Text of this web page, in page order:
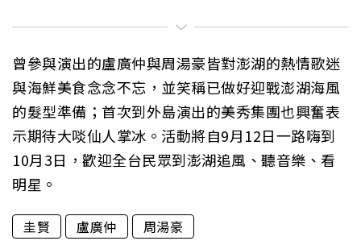
曾參與演出的盧廣仲與周湯豪皆對澎湖的熱情歌迷
與海鮮美食念念不忘，並笑稱已做好迎戰澎湖海風
的髮型準備；首次到外島演出的美秀集團也興奮表
示期待大啖仙人掌冰。活動將自9月12日一路嗨到
10月3日，歡迎全台民眾到澎湖追風、聽音樂、看
明星。
圭賢 盧廣仲 周湯豪